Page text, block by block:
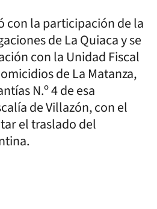
con la participación de la
de La Quiaca y se
con la Unidad Fiscal
de La Matanza,
N.º 4 de esa
de Villazón, con el
el traslado del